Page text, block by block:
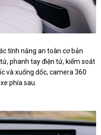
tính năng an toàn cơ bản
phanh tay điện tử, kiểm soát
và xuống dốc, camera 360
phía sau.